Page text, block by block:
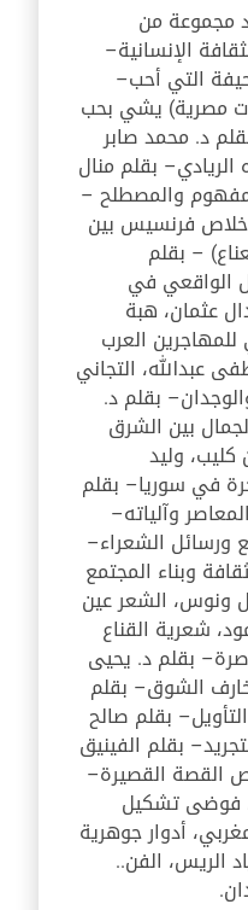
مجموعة من
الإنسانية–
التي أحب–
مصرية) يشي بحب
د. محمد صابر
– بقلم منال
والمصطلح –
فرنسيس بين
– بقلم
الواقعي في
عثمان، هبة
للمهاجرين العرب
عبدالله، التجاني
– بقلم د.
بين الشرق
وليد
في سوريا– بقلم
وآلياته–
ورسائل الشعراء–
وبناء المجتمع
ونوس، الشعر عين
شعرية القناع
– بقلم د. يحيى
الشوق– بقلم
– بقلم صالح
– بقلم الفينيق
القصة القصيرة–
فوضى تشكيل
أدوار جوهرية
الريس، الفن..